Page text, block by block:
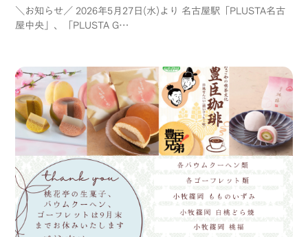
＼お知らせ／ 2026年5月27日(水)より 名古屋駅「PLUSTA名古
屋中央」、「PLUSTA G…